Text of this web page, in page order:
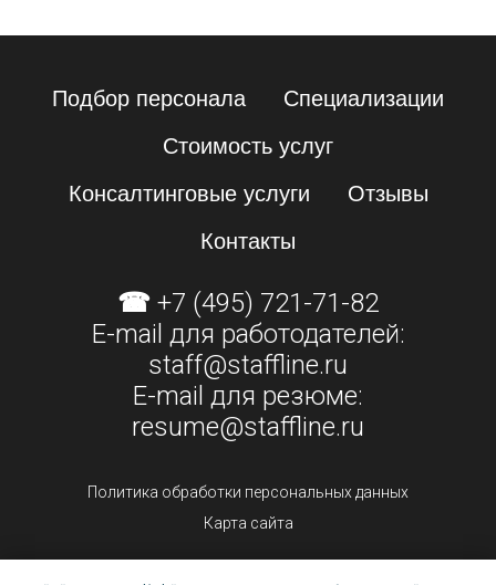
Подбор персонала
Специализации
Стоимость услуг
Консалтинговые услуги
Отзывы
Контакты
☎ +7 (495) 721-71-82
E-mail для работодателей:
staff@staffline.ru
E-mail для резюме:
resume@staffline.ru
Политика обработки персональных данных
Карта сайта